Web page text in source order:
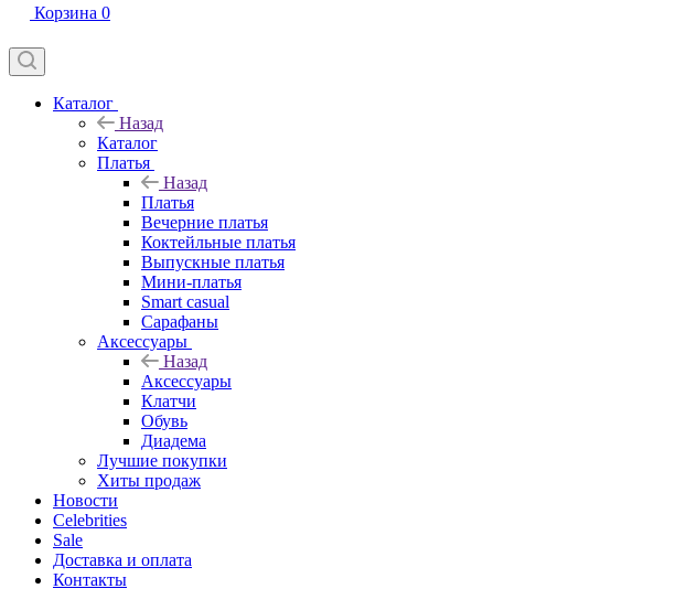
Корзина 0
Каталог
Назад
Каталог
Платья
Назад
Платья
Вечерние платья
Коктейльные платья
Выпускные платья
Мини-платья
Smart casual
Сарафаны
Аксессуары
Назад
Аксессуары
Клатчи
Обувь
Диадема
Лучшие покупки
Хиты продаж
Новости
Celebrities
Sale
Доставка и оплата
Контакты